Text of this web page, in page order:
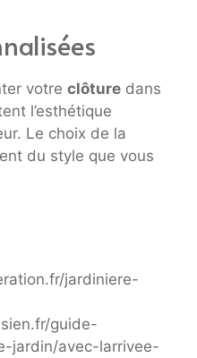
votre clôture dans
l’esthétique
Le choix de la
du style que vous
jardiniere-
guide-
jardin/avec-larrivee-